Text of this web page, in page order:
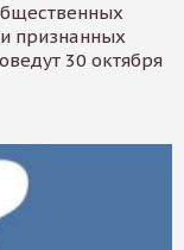
признанных
30 октября